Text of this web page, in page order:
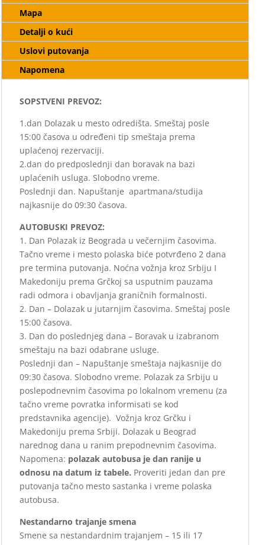
Mapa
Detalji o kući
Uslovi putovanja
Napomena
SOPSTVENI PREVOZ:
1.dan Dolazak u mesto odredišta. Smeštaj posle
15:00 časova u određeni tip smeštaja prema
uplaćenoj rezervaciji.
2.dan do predposlednji dan boravak na bazi
uplaćenih usluga. Slobodno vreme.
Poslednji dan. Napuštanje apartmana/studija
najkasnije do 09:30 časova.
AUTOBUSKI PREVOZ:
1. Dan Polazak iz Beograda u večernjim časovima.
Tačno vreme i mesto polaska biće potvrđeno 2 dana
pre termina putovanja. Noćna vožnja kroz Srbiju I
Makedoniju prema Grčkoj sa usputnim pauzama
radi odmora i obavljanja graničnih formalnosti.
2. Dan – Dolazak u jutarnjim časovima. Smeštaj posle
15:00 časova.
3. Dan do poslednjeg dana – Boravak u izabranom
smeštaju na bazi odabrane usluge.
Poslednji dan – Napuštanje smeštaja najkasnije do
09:30 časova. Slobodno vreme. Polazak za Srbiju u
poslepodnevnim časovima po lokalnom vremenu (za
tačno vreme povratka informisati se kod
predstavnika agencije). Vožnja kroz Grčku i
Makedoniju prema Srbiji. Dolazak u Beograd
narednog dana u ranim prepodnevnim časovima.
Napomena: polazak autobusa je dan ranije u
odnosu na datum iz tabele. Proveriti jedan dan pre
putovanja tačno mesto sastanka i vreme polaska
autobusa.
Nestandarno trajanje smena
Smene sa nestandardnim trajanjem – 15 ili 17